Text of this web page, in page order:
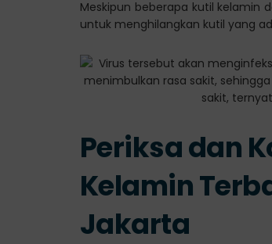
Meskipun beberapa kutil kelamin
untuk menghilangkan kutil yang
Periksa dan
Kelamin
Jakarta